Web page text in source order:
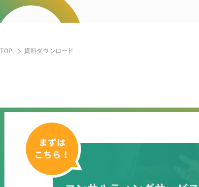
TOP 資料ダウンロード